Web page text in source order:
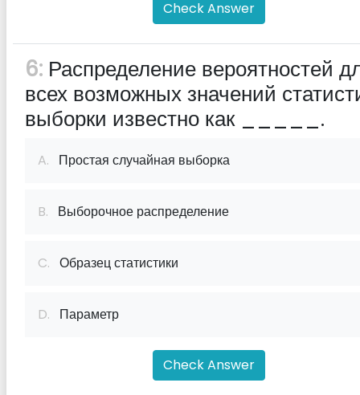
Check Answer
6: Распределение вероятностей
всех возможных значений
выборки известно как _____.
A. Простая случайная выборка
B. Выборочное распределение
C. Образец статистики
D. Параметр
Check Answer